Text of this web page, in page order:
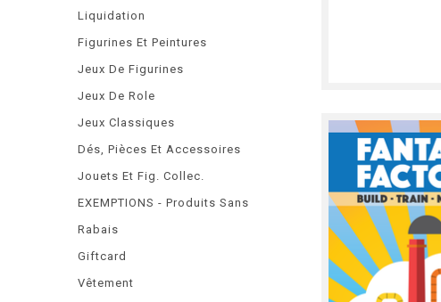
Liquidation
Figurines Et Peintures
Jeux De Figurines
Jeux De Role
Jeux Classiques
Dés, Pièces Et Accessoires
Jouets Et Fig. Collec.
EXEMPTIONS - Produits Sans
Rabais
Giftcard
Vêtement